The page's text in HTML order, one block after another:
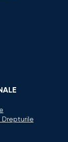
Drepturile